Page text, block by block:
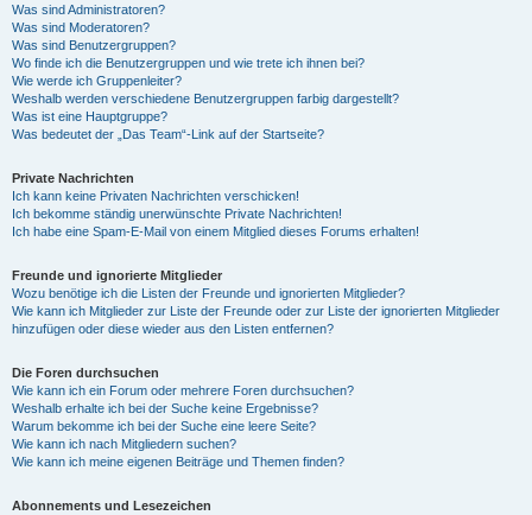
Was sind Administratoren?
Was sind Moderatoren?
Was sind Benutzergruppen?
Wo finde ich die Benutzergruppen und wie trete ich ihnen bei?
Wie werde ich Gruppenleiter?
Weshalb werden verschiedene Benutzergruppen farbig dargestellt?
Was ist eine Hauptgruppe?
Was bedeutet der „Das Team“-Link auf der Startseite?
Private Nachrichten
Ich kann keine Privaten Nachrichten verschicken!
Ich bekomme ständig unerwünschte Private Nachrichten!
Ich habe eine Spam-E-Mail von einem Mitglied dieses Forums erhalten!
Freunde und ignorierte Mitglieder
Wozu benötige ich die Listen der Freunde und ignorierten Mitglieder?
Wie kann ich Mitglieder zur Liste der Freunde oder zur Liste der ignorierten Mitglieder
hinzufügen oder diese wieder aus den Listen entfernen?
Die Foren durchsuchen
Wie kann ich ein Forum oder mehrere Foren durchsuchen?
Weshalb erhalte ich bei der Suche keine Ergebnisse?
Warum bekomme ich bei der Suche eine leere Seite?
Wie kann ich nach Mitgliedern suchen?
Wie kann ich meine eigenen Beiträge und Themen finden?
Abonnements und Lesezeichen